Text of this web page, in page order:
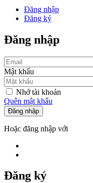
Đăng nhập
Đăng ký
Đăng nhập
Mật khẩu
Nhớ tài khoản
Quên mật khẩu
Đăng nhập
Hoặc đăng nhập với
Đăng ký